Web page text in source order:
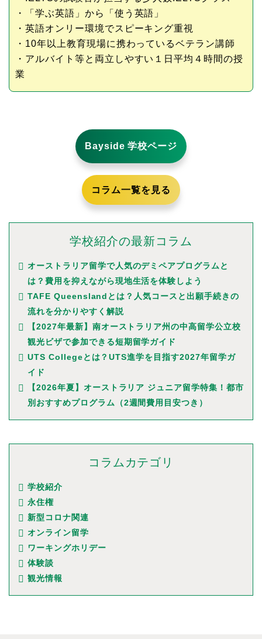
・「学ぶ英語」から「使う英語」
・英語オンリー環境でスピーキング重視
・10年以上教育現場に携わっているベテラン講師
・アルバイト等と両立しやすい１日平均４時間の授
業
Bayside 学校ページ
コラム一覧を見る
学校紹介の最新コラム
オーストラリア留学で人気のデミペアプログラムと
は？費用を抑えながら現地生活を体験しよう
TAFE Queenslandとは？人気コースと出願手続きの
流れを分かりやすく解説
【2027年最新】南オーストラリア州の中高留学公立校
観光ビザで参加できる短期留学ガイド
UTS Collegeとは？UTS進学を目指す2027年留学ガ
イド
【2026年夏】オーストラリア ジュニア留学特集！都市
別おすすめプログラム（2週間費用目安つき）
コラムカテゴリ
学校紹介
永住権
新型コロナ関連
オンライン留学
ワーキングホリデー
体験談
観光情報